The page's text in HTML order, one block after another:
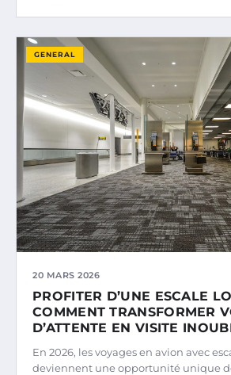
GENERAL
20 MARS 2026
PROFITER D’UNE ESCALE
COMMENT TRANSFORMER
D’ATTENTE EN VISITE
En 2026, les voyages en avion avec
deviennent une opportunité unique